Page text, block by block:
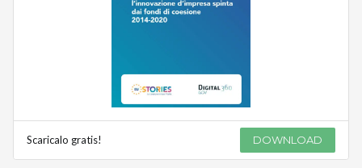
Scaricalo gratis! DOWNLOAD